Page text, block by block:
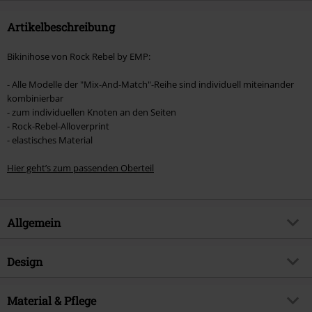
Artikelbeschreibung
Bikinihose von Rock Rebel by EMP:
- Alle Modelle der "Mix-And-Match"-Reihe sind individuell miteinander
kombinierbar
- zum individuellen Knoten an den Seiten
- Rock-Rebel-Alloverprint
- elastisches Material
Hier geht’s zum passenden Oberteil
Allgemein
Artikelnummer:
Brand
Design
Produkt-Typ
Material & Pflege